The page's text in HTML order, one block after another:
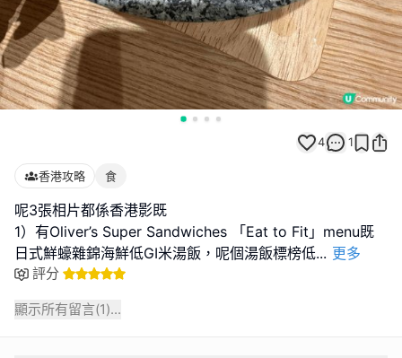
4 1
香港攻略 食
呢3張相片都係香港影既
1）有Oliver’s Super Sandwiches 「Eat to Fit」menu既
日式鮮蠔雜錦海鮮低GI米湯飯，呢個湯飯標榜低... 更多
評分
顯示所有留言(1)...